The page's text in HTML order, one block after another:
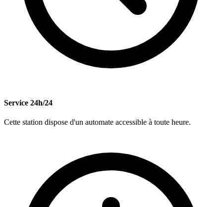
Service 24h/24
Cette station dispose d'un automate accessible à toute heure.